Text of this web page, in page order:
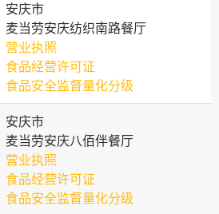
安庆市
麦当劳安庆纺织南路餐厅
营业执照
食品经营许可证
食品安全监督量化分级
安庆市
麦当劳安庆八佰伴餐厅
营业执照
食品经营许可证
食品安全监督量化分级